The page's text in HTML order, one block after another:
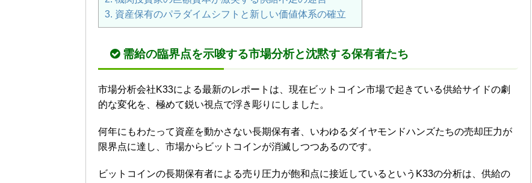
3. 資産保有のパラダイムシフトと新しい価値体系の確立
需給の臨界点を示唆する市場分析と沈黙する保有者たち
市場分析会社K33による最新のレポートは、現在ビットコイン市場で起きている供給サイドの劇
的な変化を、極めて鋭い視点で浮き彫りにしました。
何年にもわたって資産を動かさない長期保有者、いわゆるダイヤモンドハンズたちの売却圧力が
限界点に達し、市場からビットコインが消滅しつつあるのです。
ビットコインの長期保有者による売り圧力が飽和点に接近しているというK33の分析は、供給の